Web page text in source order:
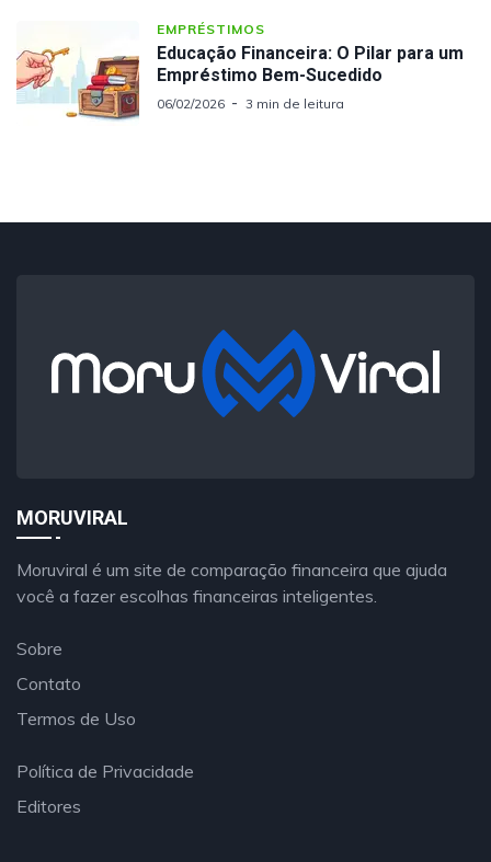
EMPRÉSTIMOS
Educação Financeira: O Pilar para um
Empréstimo Bem-Sucedido
06/02/2026 3 min de leitura
MORUVIRAL
Moruviral é um site de comparação financeira que ajuda
você a fazer escolhas financeiras inteligentes.
Sobre
Contato
Termos de Uso
Política de Privacidade
Editores